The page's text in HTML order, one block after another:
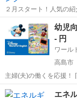
２月スタート！人気の
く働けます！ 【お仕事の内容】企業や機関とのマッチングための
営業活動・広報活動、
マネジメント)業務、関係
草津市 瀬田
幼児
- 円
ワール
高島市
主婦(夫)の働くを応援！ [勤務日数]： 週4日~
10:00~17:00/10:00~16:00/
駅]： 滋賀県高島市 ※勤
滋賀
エネ